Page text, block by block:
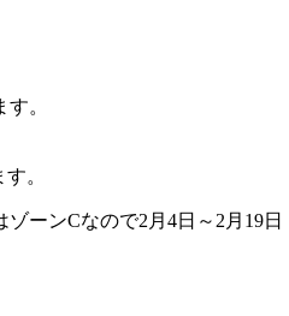
。
。
ゾーンCなので2月4日～2月19日